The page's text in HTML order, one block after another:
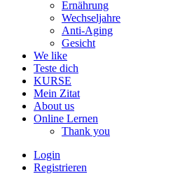
Ernährung
Wechseljahre
Anti-Aging
Gesicht
We like
Teste dich
KURSE
Mein Zitat
About us
Online Lernen
Thank you
Login
Registrieren